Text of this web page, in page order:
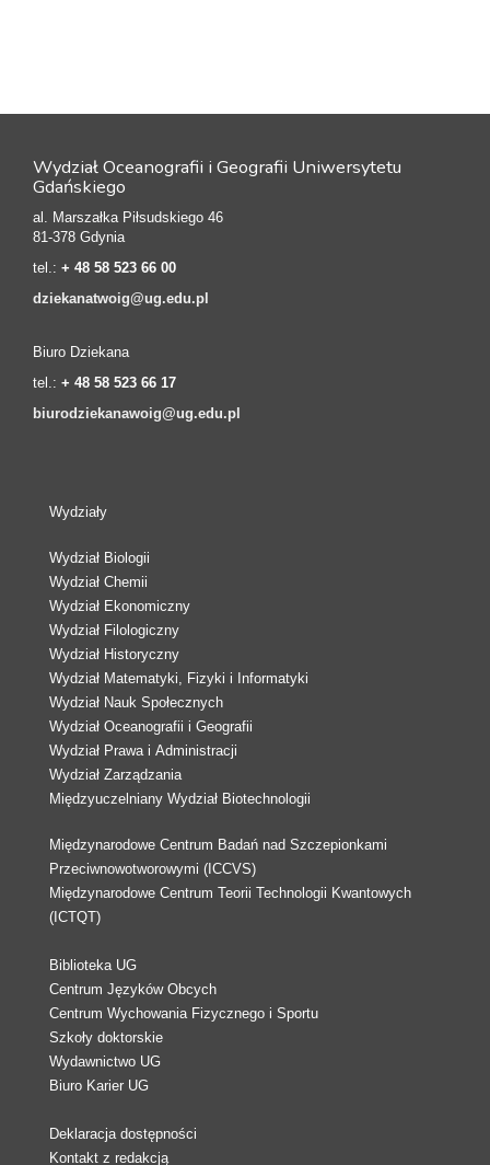
Wydział Oceanografii i Geografii Uniwersytetu
Gdańskiego
al. Marszałka Piłsudskiego 46
81-378 Gdynia
tel.: + 48 58 523 66 00
dziekanatwoig@ug.edu.pl
Biuro Dziekana
tel.: + 48 58 523 66 17
biurodziekanawoig@ug.edu.pl
Wydziały
Wydział Biologii
Wydział Chemii
Wydział Ekonomiczny
Wydział Filologiczny
Wydział Historyczny
Wydział Matematyki, Fizyki i Informatyki
Wydział Nauk Społecznych
Wydział Oceanografii i Geografii
Wydział Prawa i Administracji
Wydział Zarządzania
Międzyuczelniany Wydział Biotechnologii
Międzynarodowe Centrum Badań nad Szczepionkami
Przeciwnowotworowymi (ICCVS)
Międzynarodowe Centrum Teorii Technologii Kwantowych
(ICTQT)
Biblioteka UG
Centrum Języków Obcych
Centrum Wychowania Fizycznego i Sportu
Szkoły doktorskie
Wydawnictwo UG
Biuro Karier UG
Deklaracja dostępności
Kontakt z redakcją